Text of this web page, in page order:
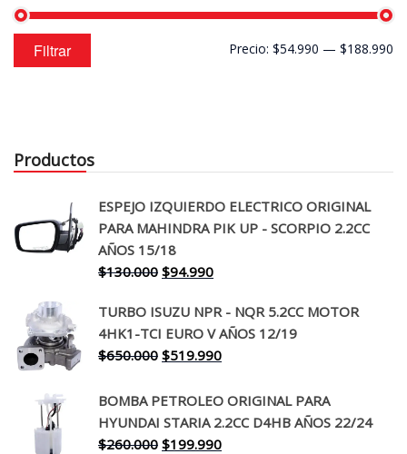
Precio
mínimo
Precio
máximo
Filtrar Precio: $54.990 — $188.990
Productos
ESPEJO IZQUIERDO ELECTRICO ORIGINAL
PARA MAHINDRA PIK UP - SCORPIO 2.2CC
AÑOS 15/18
$130.000 El
original
era:
$130.000.
$94.990El
actual
es:
$94.990.
TURBO ISUZU NPR - NQR 5.2CC MOTOR
4HK1-TCI EURO V AÑOS 12/19
$650.000 El
original
era:
$650.000.
$519.990El
actual
es:
$519.990.
BOMBA PETROLEO ORIGINAL PARA
HYUNDAI STARIA 2.2CC D4HB AÑOS 22/24
$260.000 El
$199.990El